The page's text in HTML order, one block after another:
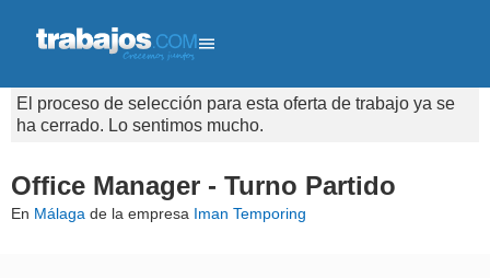
El proceso de selección para esta oferta de trabajo ya se
ha cerrado. Lo sentimos mucho.
Office Manager - Turno Partido
En Málaga de la empresa Iman Temporing